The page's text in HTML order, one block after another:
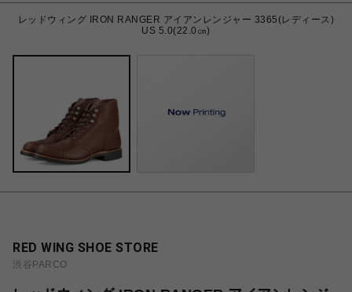
レッドウィング IRON RANGER アイアンレンジャー 3365(レディース)
US 5.0(22.0㎝)
RED WING SHOE STORE
渋谷PARCO